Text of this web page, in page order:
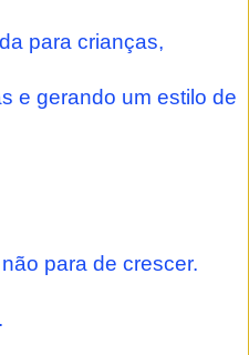
para crianças,
e gerando um estilo de
para de crescer.